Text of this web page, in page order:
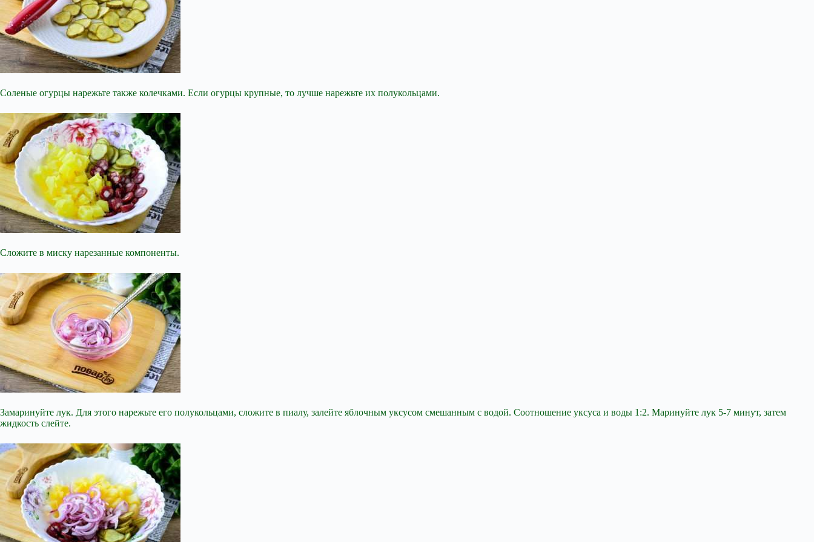
Соленые огурцы нарежьте также колечками. Если огурцы крупные, то лучше нарежьте их полукольцами.
Сложите в миску нарезанные компоненты.
Замаринуйте лук. Для этого нарежьте его полукольцами, сложите в пиалу, залейте яблочным уксусом смешанным с водой. Соотношение уксуса и воды 1:2. Маринуйте лук 5-7 минут, затем
жидкость слейте.